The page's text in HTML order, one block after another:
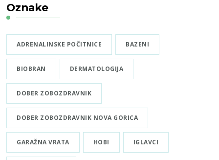
Oznake
ADRENALINSKE POČITNICE BAZENI
BIOBRAN DERMATOLOGIJA
DOBER ZOBOZDRAVNIK
DOBER ZOBOZDRAVNIK NOVA GORICA
GARAŽNA VRATA HOBI IGLAVCI